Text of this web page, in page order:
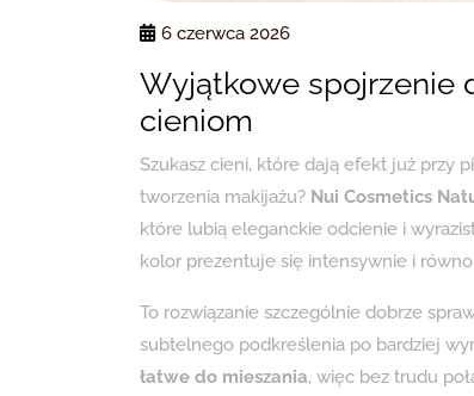
6 czerwca 2026
Wyjątkowe spojrzenie
cieniom
Szukasz cieni, które dają efekt już przy
tworzenia makijażu? Nui Cosmetics
które lubią eleganckie odcienie i
kolor prezentuje się intensywnie i
To rozwiązanie szczególnie dobrze
subtelnego podkreślenia po bardziej
łatwe do mieszania, więc bez trudu